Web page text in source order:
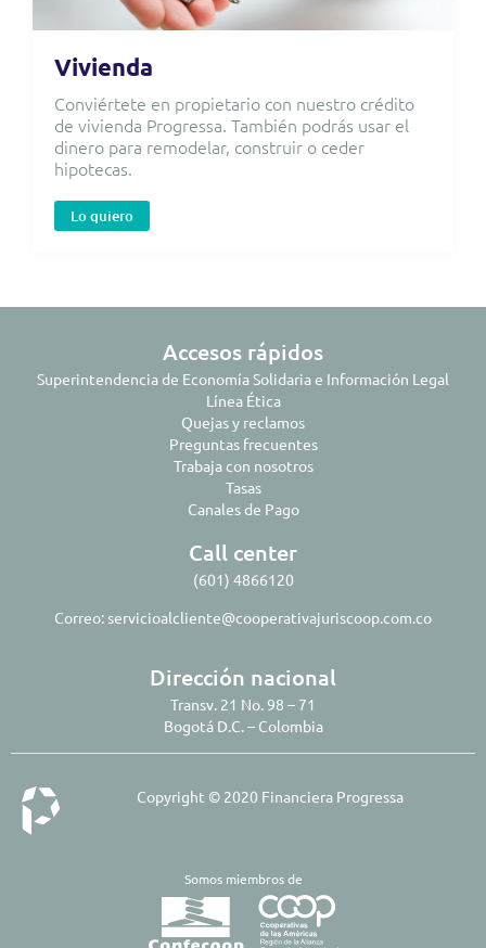
Vivienda
Conviértete en propietario con nuestro crédito
de vivienda Progressa. También podrás usar el
dinero para remodelar, construir o ceder
hipotecas.
Lo quiero
Accesos rápidos
Superintendencia de Economía Solidaria e Información Legal
Línea Ética
Quejas y reclamos
Preguntas frecuentes
Trabaja con nosotros
Tasas
Canales de Pago
Call center
(601) 4866120
Correo:servicioalcliente@cooperativajuriscoop.com.co
Dirección nacional
Transv. 21 No. 98 – 71
Bogotá D.C. – Colombia
Copyright © 2020 Financiera Progressa
Somos miembros de